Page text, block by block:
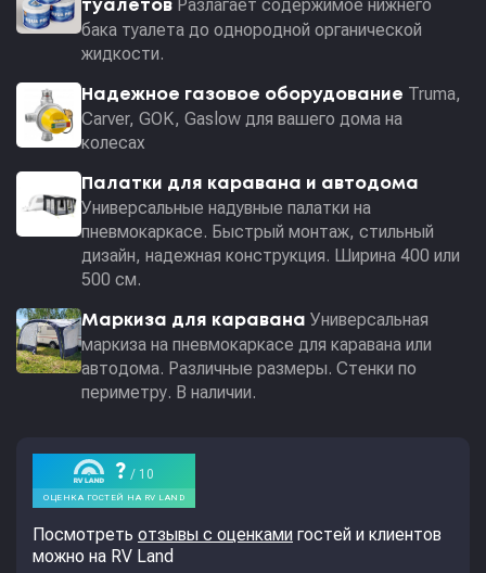
туалетов Разлагает содержимое нижнего
бака туалета до однородной органической
жидкости.
Надежное газовое оборудование Truma,
Carver, GOK, Gaslow для вашего дома на
колесах
Палатки для каравана и автодома
Универсальные надувные палатки на
пневмокаркасе. Быстрый монтаж, стильный
дизайн, надежная конструкция. Ширина 400 или
500 см.
Маркиза для каравана Универсальная
маркиза на пневмокаркасе для каравана или
автодома. Различные размеры. Стенки по
периметру. В наличии.
Посмотреть отзывы с оценками гостей и клиентов
можно на RV Land